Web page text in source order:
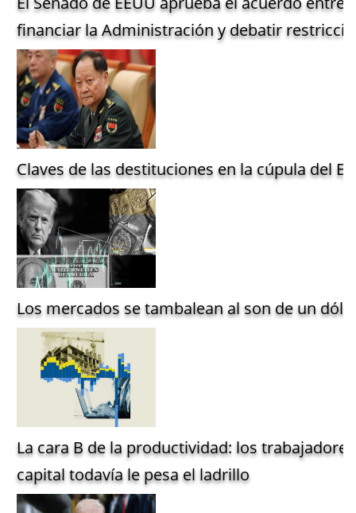
financiar la Administración y debatir
Claves de las destituciones en la cúpula del
Los mercados se tambalean al son de un
La cara B de la productividad: los
capital todavía le pesa el ladrillo